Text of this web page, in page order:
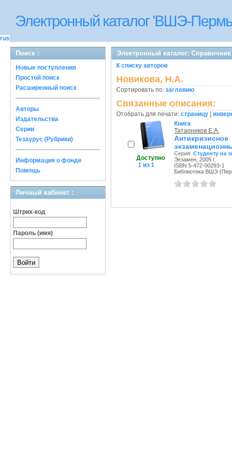
Электронный каталог 'ВШЭ-
rus
Поиск :
Новые поступления
Простой поиск
Расширенный поиск
Авторы
Издательства
Серии
Тезаурус (Рубрики)
Информация о фонде
Помощь
Личный кабинет :
Штрих-код
Пароль (имя)
Электронный каталог:
К списку авторов
Новикова, Н.А.
Сортировать по: заглавию
Связанные описания:
Отобрать для печати: страницу
Доступно
1 из 1
Книга
Татарников Е.А.
Серия: Студенту на
Экзамен, 2005 г.
ISBN 5-472-00293-1
Библиотека ВШЭ